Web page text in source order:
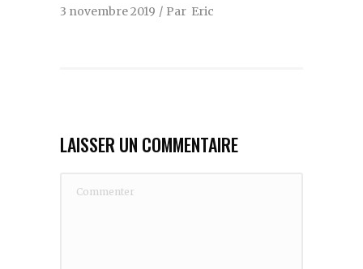
3 novembre 2019 Par Eric
LAISSER UN COMMENTAIRE